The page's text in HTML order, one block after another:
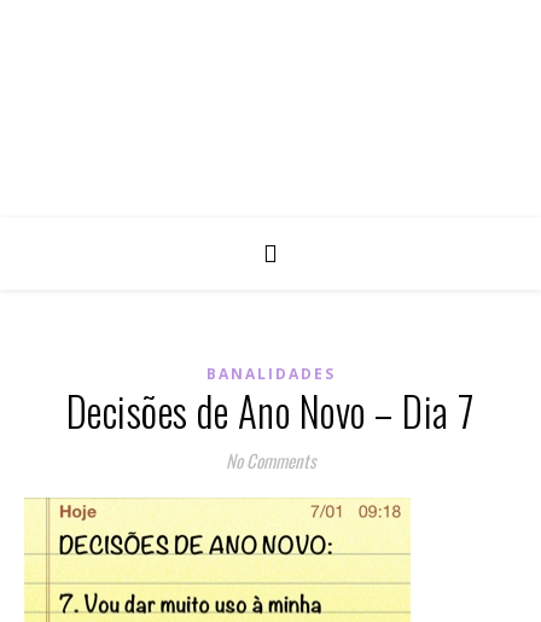
BANALIDADES
Decisões de Ano Novo – Dia 7
No Comments